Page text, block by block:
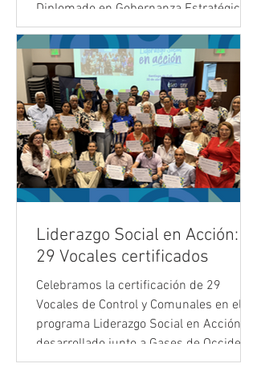
Diplomado en Gobernanza Estratégica.
62 líderes, seleccionados entre 281
postulados de 7 municipios del Valle,
fortalecerán hasta agosto sus
capacidades en políticas públicas,
monitoreo a la gestión pública y
comunicación estratégica, para
transformar sus territorios.
Liderazgo Social en Acción:
29 Vocales certificados
Celebramos la certificación de 29
Vocales de Control y Comunales en el
programa Liderazgo Social en Acción,
desarrollado junto a Gases de Occidente
- GDO. Líderes de Cali, Tuluá, Puerto